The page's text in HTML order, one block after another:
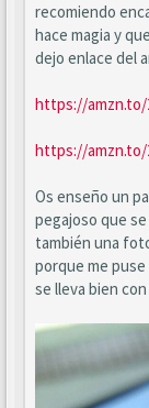
recomiendo
hace magia y
dejo enlace del
https://amzn.to/
https://amzn.to/
Os enseño un
pegajoso que
también una
porque me puse
se lleva bien